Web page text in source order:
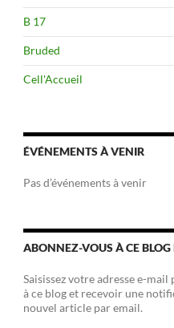
B 17
Bruded
Cell'Accueil
ÉVÉNEMENTS À VENIR
Pas d’événements à venir
ABONNEZ-VOUS À CE BLOG
Saisissez votre adresse e-
à ce blog et recevoir une
nouvel article par email.